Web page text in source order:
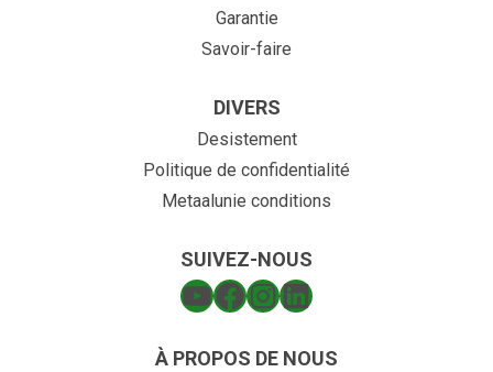
Garantie
Savoir-faire
DIVERS
Desistement
Politique de confidentialité
Metaalunie conditions
SUIVEZ-NOUS
À PROPOS DE NOUS